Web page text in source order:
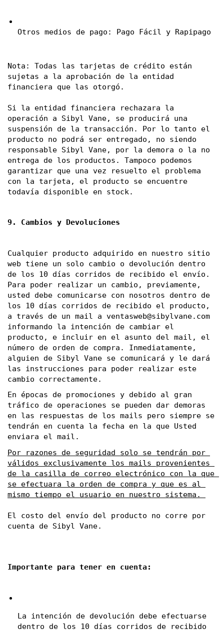
Otros medios de pago: Pago Fácil y Rapipago
Nota: Todas las tarjetas de crédito están
sujetas a la aprobación de la entidad
financiera que las otorgó.
Si la entidad financiera rechazara la
operación a Sibyl Vane, se producirá una
suspensión de la transacción. Por lo tanto el
producto no podrá ser entregado, no siendo
responsable Sibyl Vane, por la demora o la no
entrega de los productos. Tampoco podemos
garantizar que una vez resuelto el problema
con la tarjeta, el producto se encuentre
todavía disponible en stock.
9. Cambios y Devoluciones
Cualquier producto adquirido en nuestro sitio
web tiene un solo cambio o devolución dentro
de los 10 días corridos de recibido el envío.
Para poder realizar un cambio, previamente,
usted debe comunicarse con nosotros dentro de
los 10 días corridos de recibido el producto,
a través de un mail a ventasweb@sibylvane.com
informando la intención de cambiar el
producto, e incluir en el asunto del mail, el
número de orden de compra. Inmediatamente,
alguien de Sibyl Vane se comunicará y le dará
las instrucciones para poder realizar este
cambio correctamente.
En épocas de promociones y debido al gran
tráfico de operaciones se pueden dar demoras
en las respuestas de los mails pero siempre se
tendrán en cuenta la fecha en la que Usted
enviara el mail.
Por razones de seguridad solo se tendrán por
válidos exclusivamente los mails provenientes
de la casilla de correo electrónico con la que
se efectuara la orden de compra y que es al
mismo tiempo el usuario en nuestro sistema.
El costo del envío del producto no corre por
cuenta de Sibyl Vane.
Importante para tener en cuenta:
La intención de devolución debe efectuarse
dentro de los 10 días corridos de recibido